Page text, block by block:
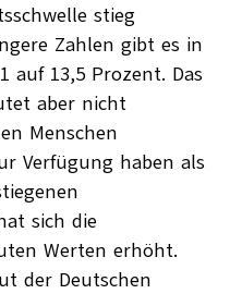
stieg
Zahlen gibt es in
auf 13,5 Prozent. Das
aber nicht
Menschen
Verfügung haben als
sich die
Werten erhöht.
der Deutschen